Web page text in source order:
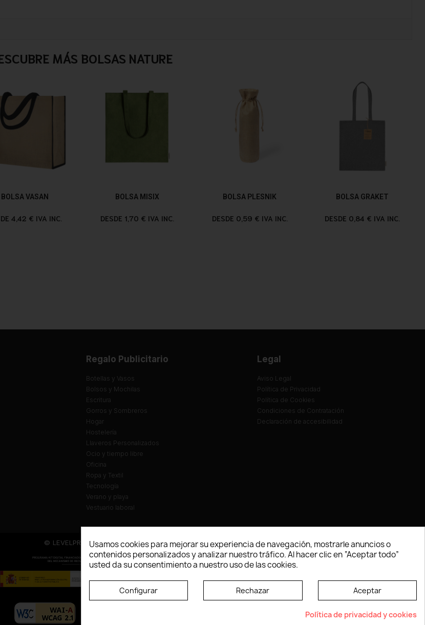
MÁS BOLSAS NATURE
BOLSA VASAN
4,42 € IVA INC.
BOLSA MISIX
DESDE 1,70 € IVA INC.
BOLSA PLESNIK
DESDE 0,59 € IVA INC.
BOLSA GRAKET
DESDE 0,84 € IVA INC.
Regalo Publicitario
Botellas y Vasos
Bolsos y Mochilas
Escritura
Gorros y Sombreros
Hogar
Hostelería
Llaveros Personalizados
Ocio y tiempo libre
Oficina
Ropa y Textil
Tecnología
Verano y playa
Vestuario laboral
Legal
Aviso Legal
Política de Privacidad
Política de Cookies
Condiciones de Contratación
Declaración de accesibilidad
© LEVELPRINT - 2026
La página dispone de código accesible según las normas dictadas por la W3C
Usamos cookies para mejorar su experiencia de navegación, mostrarle anuncios o
contenidos personalizados y analizar nuestro tráfico. Al hacer clic en “Aceptar todo”
usted da su consentimiento a nuestro uso de las cookies.
Configurar Rechazar Aceptar
Política de privacidad y cookies